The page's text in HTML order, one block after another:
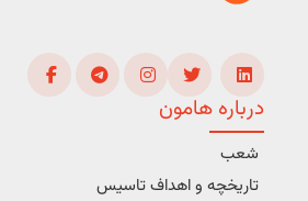
درباره هامون
شعب
تاریخچه و اهداف تاسیس